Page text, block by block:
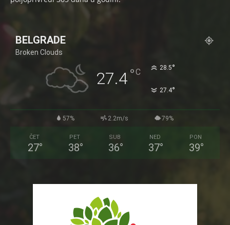
BELGRADE
Broken Clouds
27.4°C 28.5°
27.4°
57% 2.2m/s 79%
ČET
27°
PET
38°
SUB
36°
NED
37°
PON
39°